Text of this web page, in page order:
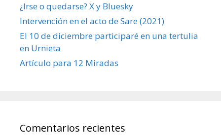
¿Irse o quedarse? X y Bluesky
Intervención en el acto de Sare (2021)
El 10 de diciembre participaré en una tertulia
en Urnieta
Artículo para 12 Miradas
Comentarios recientes